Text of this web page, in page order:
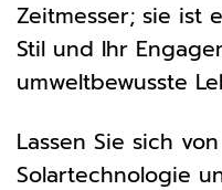
Zeitmesser; sie ist
Stil und Ihr
umweltbewusste
Lassen Sie sich
Solartechnologie